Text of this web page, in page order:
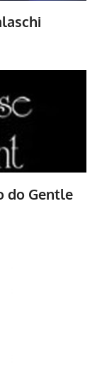
do Gentle